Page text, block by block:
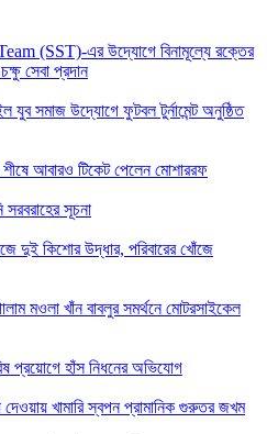
(SST)-এর উদ্যোগে বিনামূল্যে রক্তের
সেবা প্রদান
যুব সমাজ উদ্যোগে ফুটবল টুর্নামেন্ট অনুষ্ঠিত
আবারও টিকেট পেলেন মোশাররফ
সূচনা
দুই কিশোর উদ্ধার, পরিবারের খোঁজে
মওলা খাঁন বাবলুর সমর্থনে মোটরসাইকেল
প্রয়োগে হাঁস নিধনের অভিযোগ
দেওয়ায় খামারি স্বপন প্রামানিক গুরুতর জখম